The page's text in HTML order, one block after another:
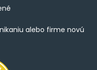
alebo firme novú